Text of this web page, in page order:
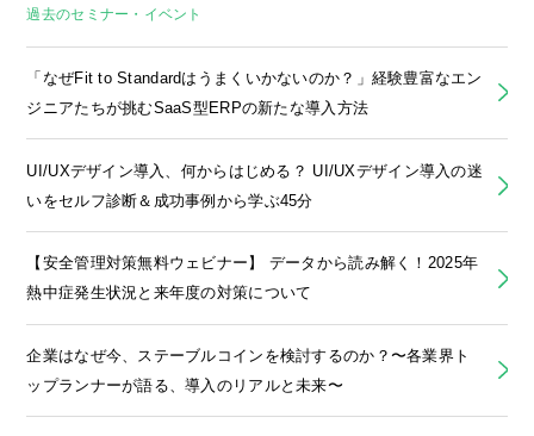
過去のセミナー・イベント
「なぜFit to Standardはうまくいかないのか？」経験豊富なエン
ジニアたちが挑むSaaS型ERPの新たな導入方法
UI/UXデザイン導入、何からはじめる？ UI/UXデザイン導入の迷
いをセルフ診断＆成功事例から学ぶ45分
【安全管理対策無料ウェビナー】 データから読み解く！2025年
熱中症発生状況と来年度の対策について
企業はなぜ今、ステーブルコインを検討するのか？〜各業界ト
ップランナーが語る、導入のリアルと未来〜